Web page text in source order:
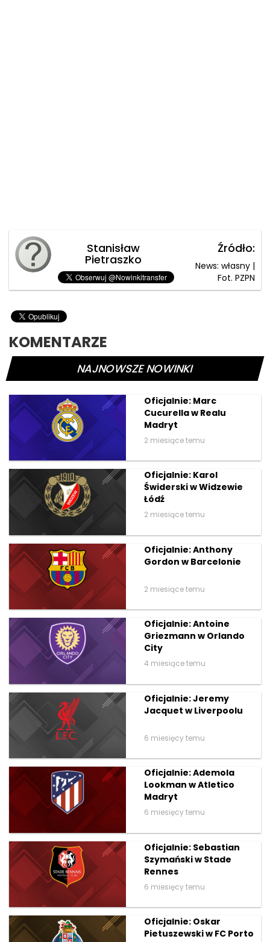
Stanisław
Pietraszko
Źródło:
News: własny |
Fot. PZPN
KOMENTARZE
NAJNOWSZE NOWINKI
Oficjalnie: Marc
Cucurella w Realu
Madryt
2 miesiące temu
Oficjalnie: Karol
Świderski w Widzewie
Łódź
2 miesiące temu
Oficjalnie: Anthony
Gordon w Barcelonie
2 miesiące temu
Oficjalnie: Antoine
Griezmann w Orlando
City
4 miesiące temu
Oficjalnie: Jeremy
Jacquet w Liverpoolu
6 miesięcy temu
Oficjalnie: Ademola
Lookman w Atletico
Madryt
6 miesięcy temu
Oficjalnie: Sebastian
Szymański w Stade
Rennes
6 miesięcy temu
Oficjalnie: Oskar
Pietuszewski w FC Porto